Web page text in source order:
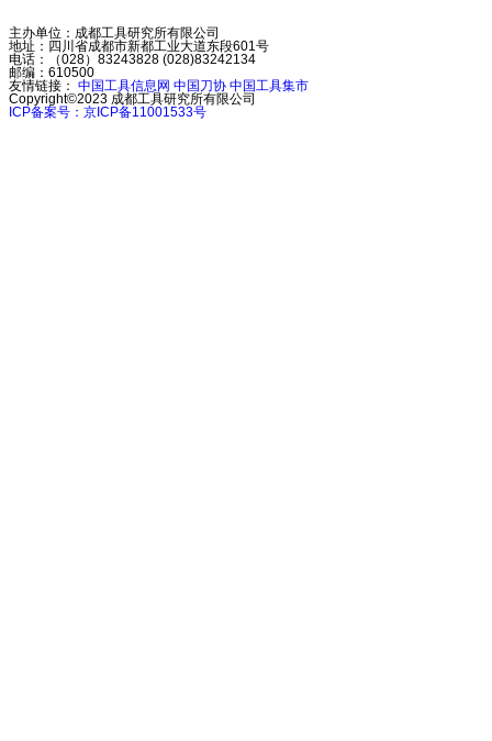
主办单位：成都工具研究所有限公司
地址：四川省成都市新都工业大道东段601号
电话：（028）83243828 (028)83242134
邮编：610500
友情链接： 中国工具信息网 中国刀协 中国工具集市
Copyright©2023 成都工具研究所有限公司
ICP备案号：京ICP备11001533号